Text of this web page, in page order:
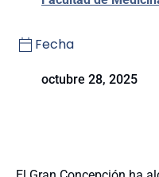
Fecha
octubre 28, 2025